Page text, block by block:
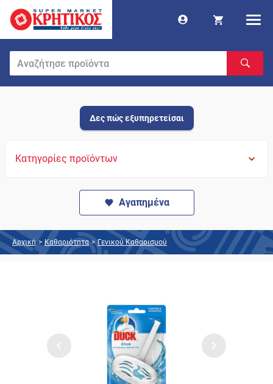
Δες πώς εξυπηρετείσαι
Κατηγορίες προϊόντων
Αγαπημένα
Αρχική > Καθαριότητα > Γενικού Καθαρισμού